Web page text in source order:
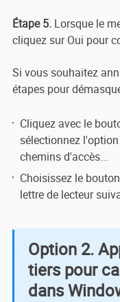
Étape 5.Lorsque le
cliquez sur Oui pour
Si vous souhaitez
étapes pour
Cliquez avec le
sélectionnez
chemins d'accès...
Choisissez le
lettre de lecteur
Option 2.
tiers pour
dans